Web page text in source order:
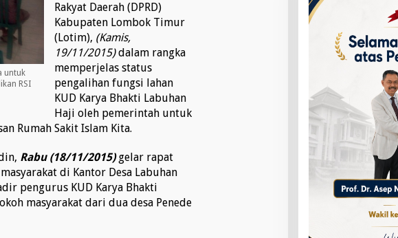
untuk
RSI
Rakyat Daerah (DPRD)
Kabupaten Lombok Timur
(Lotim), (Kamis,
19/11/2015)dalam rangka
memperjelas status
pengalihan fungsi lahan
KUD Karya Bhakti Labuhan
Haji oleh pemerintah untuk
Rumah Sakit Islam Kita.
Rabu (18/11/2015)gelar rapat
di Kantor Desa Labuhan
pengurus KUD Karya Bhakti
masyarakat dari dua desa Penede